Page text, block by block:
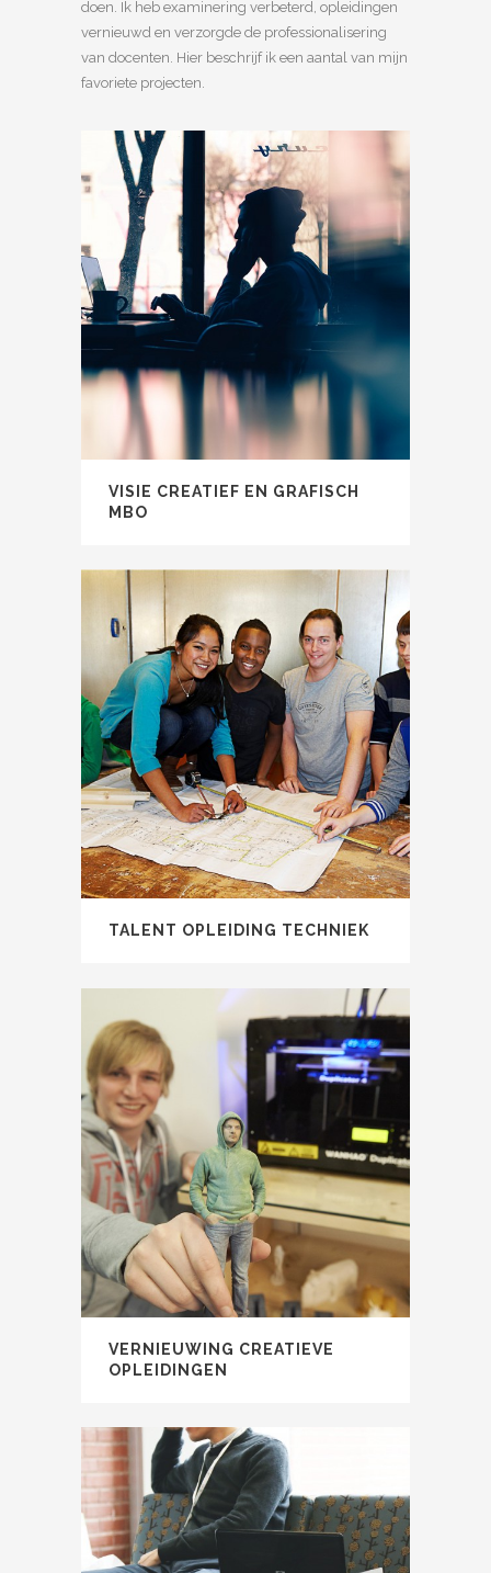
doen. Ik heb examinering verbeterd, opleidingen
vernieuwd en verzorgde de professionalisering
van docenten. Hier beschrijf ik een aantal van mijn
favoriete projecten.
VISIE CREATIEF EN GRAFISCH
MBO
TALENT OPLEIDING TECHNIEK
VERNIEUWING CREATIEVE
OPLEIDINGEN